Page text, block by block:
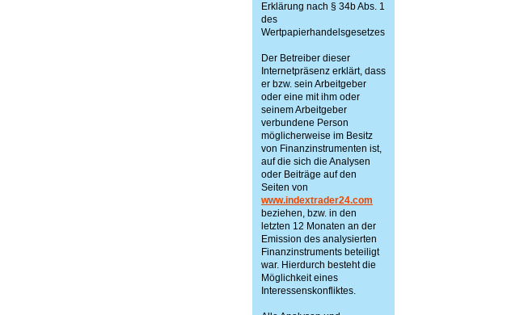
Erklärung nach § 34b Abs. 1
des
Wertpapierhandelsgesetzes
Der Betreiber dieser
Internetpräsenz erklärt, dass
er bzw. sein Arbeitgeber
oder eine mit ihm oder
seinem Arbeitgeber
verbundene Person
möglicherweise im Besitz
von Finanzinstrumenten ist,
auf die sich die Analysen
oder Beiträge auf den
Seiten von
www.indextrader24.com
beziehen, bzw. in den
letzten 12 Monaten an der
Emission des analysierten
Finanzinstruments beteiligt
war. Hierdurch besteht die
Möglichkeit eines
Interessenskonfliktes.